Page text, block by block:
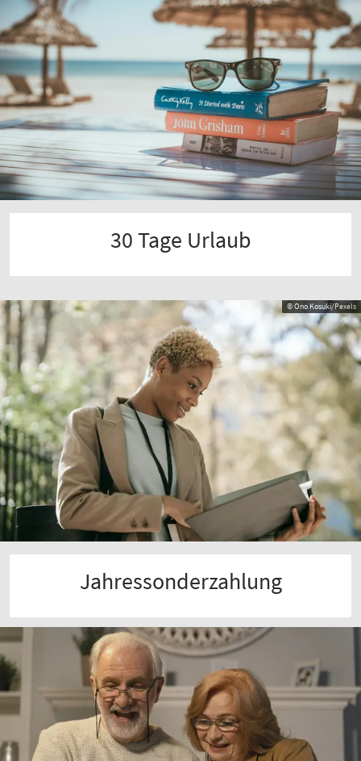
30 Tage Urlaub
© Ono Kosuki/Pexels
Jahressonderzahlung